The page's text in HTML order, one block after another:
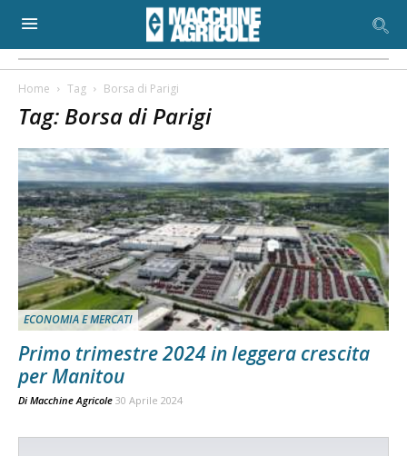
Home Tag Borsa di Parigi
Tag: Borsa di Parigi
ECONOMIA E MERCATI
Primo trimestre 2024 in leggera crescita
per Manitou
Di Macchine Agricole 30 Aprile 2024